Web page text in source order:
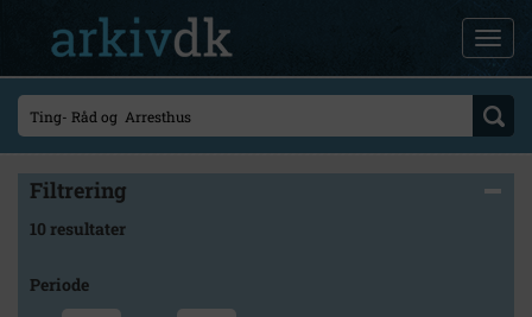
Filtrering
10 resultater
Periode